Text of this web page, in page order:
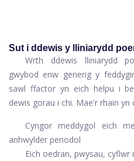
Sut i ddewis y lliniarydd
Wrth ddewis lliniarydd
gwybod enw generig y
sawl ffactor yn eich helpu i
dewis gorau i chi. Mae'r rhain yn
Cyngor meddygol eich
anhwylder penodol
Eich oedran, pwysau, cyflwr